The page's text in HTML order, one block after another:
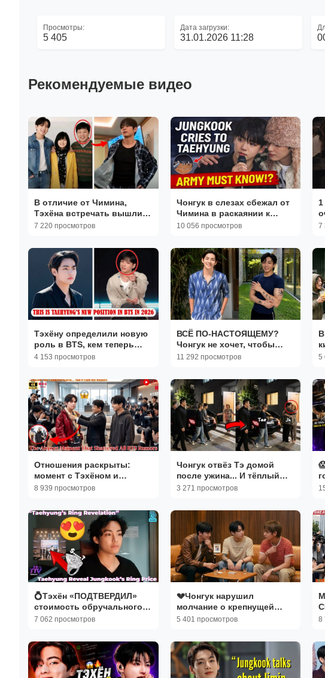
Просмотры:
5 405
Дата загрузки:
31.01.2026 11:28
Рекомендуемые видео
В отличие от Чимина,
Тэхёна встречать вышли
оба улыбающиеся
7 220 просмотров
Чонгук в слезах сбежал от
Чимина в раскаянии к
Тэхёну! Полчаса назад в
10 056 просмотров 7
Тэхёну определили новую
роль в BTS, кем теперь
станет экс-Вигу?
4 153 просмотров
ВСЁ ПО-НАСТОЯЩЕМУ?
Чонгук не хочет, чтобы
Тэхён был близок с кем-
11 292 просмотров 5
Отношения раскрыты:
момент с Тэхёном и
Чонгуком, который
8 939 просмотров
Чонгук отвёз Тэ домой
после ужина... И тёплый
приём его мамы растрогал
3 271 просмотров
💍Тэхён «ПОДТВЕРДИЛ»
стоимость обручального
кольца Чонгука в прямом
7 062 просмотров
💔Чонгук нарушил
молчание о крепнущей
дружбе Тэхёна с Пак
5 401 просмотров 8